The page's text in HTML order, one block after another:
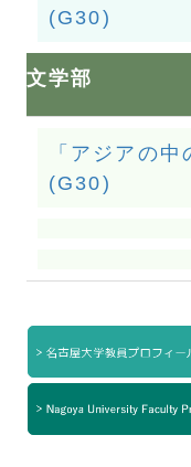
(G30)
文学部
「アジアの
(G30)